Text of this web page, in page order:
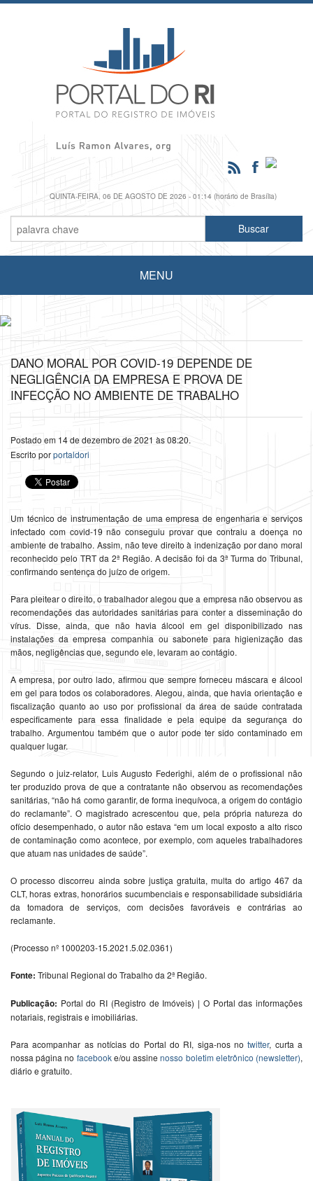
QUINTA-FEIRA, 06 DE AGOSTO DE 2026 - 01:14 (horário de Brasília)
MENU
DANO MORAL POR COVID-19 DEPENDE DE
NEGLIGÊNCIA DA EMPRESA E PROVA DE
INFECÇÃO NO AMBIENTE DE TRABALHO
Postado em 14 de dezembro de 2021 às 08:20.
Escrito porportaldori
Um técnico de instrumentação de uma empresa de engenharia e serviços
infectado com covid-19 não conseguiu provar que contraiu a doença no
ambiente de trabalho. Assim, não teve direito à indenização por dano moral
reconhecido pelo TRT da 2ª Região. A decisão foi da 3ª Turma do Tribunal,
confirmando sentença do juízo de origem.
Para pleitear o direito, o trabalhador alegou que a empresa não observou as
recomendações das autoridades sanitárias para conter a disseminação do
vírus. Disse, ainda, que não havia álcool em gel disponibilizado nas
instalações da empresa companhia ou sabonete para higienização das
mãos, negligências que, segundo ele, levaram ao contágio.
A empresa, por outro lado, afirmou que sempre forneceu máscara e álcool
em gel para todos os colaboradores. Alegou, ainda, que havia orientação e
fiscalização quanto ao uso por profissional da área de saúde contratada
especificamente para essa finalidade e pela equipe da segurança do
trabalho. Argumentou também que o autor pode ter sido contaminado em
qualquer lugar.
Segundo o juiz-relator, Luis Augusto Federighi, além de o profissional não
ter produzido prova de que a contratante não observou as recomendações
sanitárias, “não há como garantir, de forma inequívoca, a origem do contágio
do reclamante”. O magistrado acrescentou que, pela própria natureza do
ofício desempenhado, o autor não estava “em um local exposto a alto risco
de contaminação como acontece, por exemplo, com aqueles trabalhadores
que atuam nas unidades de saúde”.
O processo discorreu ainda sobre justiça gratuita, multa do artigo 467 da
CLT, horas extras, honorários sucumbenciais e responsabilidade subsidiária
da tomadora de serviços, com decisões favoráveis e contrárias ao
reclamante.
(Processo nº 1000203-15.2021.5.02.0361)
Fonte: Tribunal Regional do Trabalho da 2ª Região.
Publicação: Portal do RI (Registro de Imóveis) | O Portal das informações
notariais, registrais e imobiliárias.
Para acompanhar as notícias do Portal do RI, siga-nos notwitter, curta a
nossa página no facebooke/ou assinenosso boletim eletrônico (newsletter),
diário e gratuito.